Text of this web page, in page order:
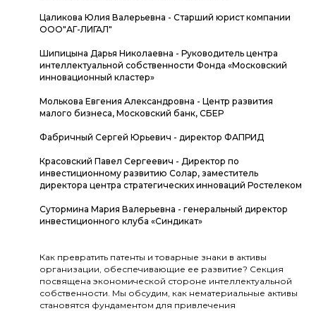
Цаликова Юлия Валерьевна - Старший юрист компании
ООО"АГ-ЛИГАЛ"
Шипицына Дарья Николаевна - Руководитель центра
интеллектуальной собственности Фонда «Московский
инновационный кластер»
Молькова Евгения Александровна - Центр развития
малого бизнеса, Московский банк, СБЕР
Фабричный Сергей Юрьевич - директор ФАПРИД
Красовский Павел Сергеевич - Директор по
инвестиционному развитию Солар, заместитель
директора центра стратегических инноваций Ростелеком
Сутормина Мария Валерьевна - генеральный директор
инвестиционного клуба «Синдикат»
Как превратить патенты и товарные знаки в активы
организации, обеспечивающие ее развитие? Секция
посвящена экономической стороне интеллектуальной
собственности. Мы обсудим, как нематериальные активы
становятся фундаментом для привлечения